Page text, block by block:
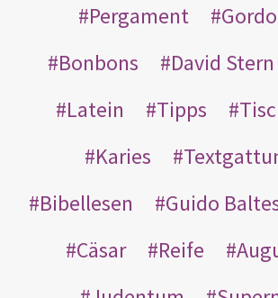
Pergament
Bonbons
David Stern
Latein
Tipps
Karies
Bibellesen
Guido
Cäsar
Reife